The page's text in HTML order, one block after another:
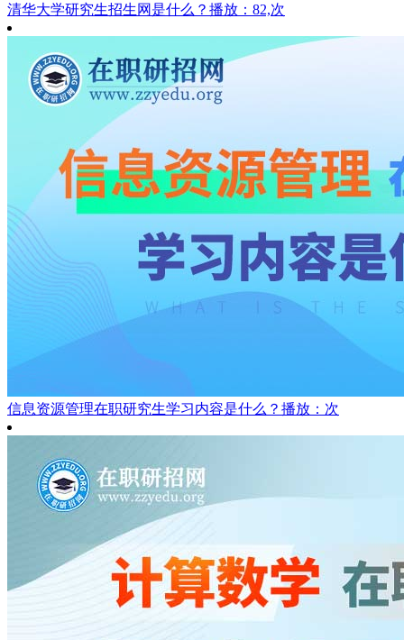
清华大学研究生招生网是什么？ 播放：82,次
信息资源管理在职研究生学习内容是什么？ 播放：次